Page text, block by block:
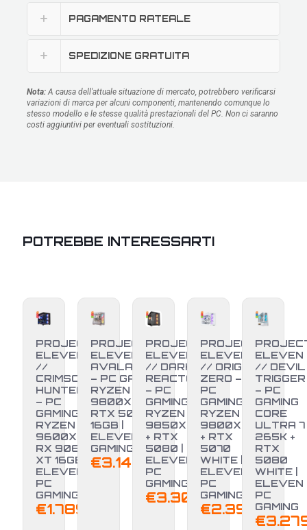
PAGAMENTO RATEALE
SPEDIZIONE GRATUITA
Nota: A causa dell'attuale situazione di mercato, potrebbero verificarsi
variazioni di marca per alcuni componenti, mantenendo comunque lo
stesso modello e le stesse qualità prestazionali del PC. Non ci saranno
costi aggiuntivi per eventuali sostituzioni.
POTREBBE INTERESSARTI
PROJECT
ELEVEN
//
CRIMSON
HUNTER
– PC
GAMING
RYZEN 5
9600X +
RX 9060
XT 16GB |
ELEVEN
PC
GAMING
€1.789,00
PROJECT
ELEVEN //
AVALANCHE
– PC GAMING
RYZEN 7
9800X3D +
RTX 5070 TI
16GB |
ELEVEN PC
GAMING
€3.149,00
NUOVO
PROJECT
ELEVEN
// DARK
REACTOR
– PC
GAMING
RYZEN 7
9850X3D
+ RTX
5080 |
ELEVEN
PC
GAMING
€3.300,00
PROJECT
ELEVEN
// ORIGIN
ZERO –
PC
GAMING
RYZEN 7
9800X3D
+ RTX
5070
WHITE |
ELEVEN
PC
GAMING
€2.399,00
ELEVEN
// DEVIL
TRIGGER
– PC
GAMING
CORE
ULTRA 7
265K +
RTX
5080
WHITE |
ELEVEN
PC
GAMING
€